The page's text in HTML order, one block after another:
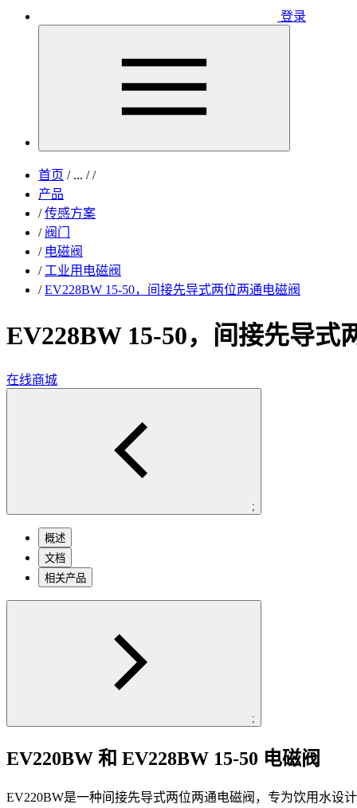
登录
首页 /... / /
产品
/ 传感方案
/ 阀门
/ 电磁阀
/ 工业用电磁阀
/ EV228BW 15-50，间接先导式两位两通电磁阀
EV228BW 15-50，间接先导式
在线商城
;
概述
文档
相关产品
;
EV220BW 和 EV228BW 15-50 电磁阀
EV220BW是一种间接先导式两位两通电磁阀，专为饮用水设